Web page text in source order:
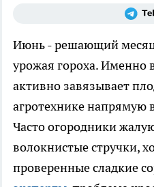
Июнь - решающий
урожая гороха. Именно
активно завязывает
агротехнике напрямую
Часто огородники
волокнистые стручки,
проверенные сладкие